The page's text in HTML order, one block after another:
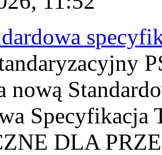
nową
DLA